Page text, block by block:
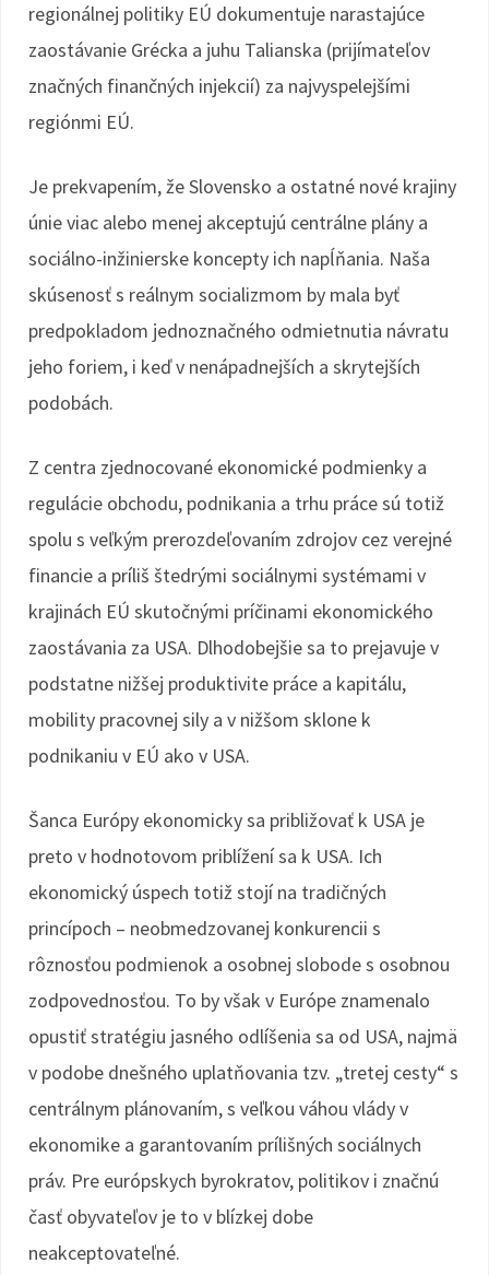
regionálnej politiky EÚ dokumentuje narastajúce
zaostávanie Grécka a juhu Talianska (prijímateľov
značných finančných injekcií) za najvyspelejšími
regiónmi EÚ.
Je prekvapením, že Slovensko a ostatné nové krajiny
únie viac alebo menej akceptujú centrálne plány a
sociálno-inžinierske koncepty ich napĺňania. Naša
skúsenosť s reálnym socializmom by mala byť
predpokladom jednoznačného odmietnutia návratu
jeho foriem, i keď v nenápadnejších a skrytejších
podobách.
Z centra zjednocované ekonomické podmienky a
regulácie obchodu, podnikania a trhu práce sú totiž
spolu s veľkým prerozdeľovaním zdrojov cez verejné
financie a príliš štedrými sociálnymi systémami v
krajinách EÚ skutočnými príčinami ekonomického
zaostávania za USA. Dlhodobejšie sa to prejavuje v
podstatne nižšej produktivite práce a kapitálu,
mobility pracovnej sily a v nižšom sklone k
podnikaniu v EÚ ako v USA.
Šanca Európy ekonomicky sa približovať k USA je
preto v hodnotovom priblížení sa k USA. Ich
ekonomický úspech totiž stojí na tradičných
princípoch – neobmedzovanej konkurencii s
rôznosťou podmienok a osobnej slobode s osobnou
zodpovednosťou. To by však v Európe znamenalo
opustiť stratégiu jasného odlíšenia sa od USA, najmä
v podobe dnešného uplatňovania tzv. „tretej cesty“ s
centrálnym plánovaním, s veľkou váhou vlády v
ekonomike a garantovaním prílišných sociálnych
práv. Pre európskych byrokratov, politikov i značnú
časť obyvateľov je to v blízkej dobe
neakceptovateľné.